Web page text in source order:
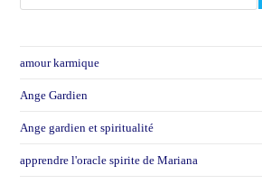
amour karmique
Ange Gardien
Ange gardien et spiritualité
apprendre l'oracle spirite de Mariana